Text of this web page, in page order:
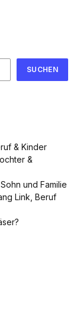
SUCHEN
& Kinder
&
und Familie
Link, Beruf